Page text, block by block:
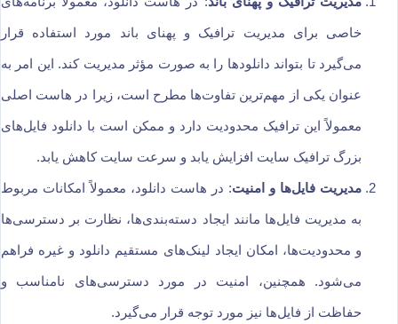
خاصی برای مدیریت ترافیک و پهنای باند مورد استفاده قرار
می‌گیرد تا بتواند دانلودها را به صورت مؤثر مدیریت کند. این امر به
عنوان یکی از مهم‌ترین تفاوت‌ها مطرح است، زیرا در هاست اصلی
معمولاً این ترافیک محدودیت دارد و ممکن است با دانلود فایل‌های
بزرگ ترافیک سایت افزایش یابد و سرعت سایت کاهش یابد.
مدیریت فایل‌ها و امنیت: در هاست دانلود، معمولاً امکانات مربوط
به مدیریت فایل‌ها مانند ایجاد دسته‌بندی‌ها، نظارت بر دسترسی‌ها
و محدودیت‌ها، امکان ایجاد لینک‌های مستقیم دانلود و غیره فراهم
می‌شود. همچنین، امنیت در مورد دسترسی‌های نامناسب و
حفاظت از فایل‌ها نیز مورد توجه قرار می‌گیرد.